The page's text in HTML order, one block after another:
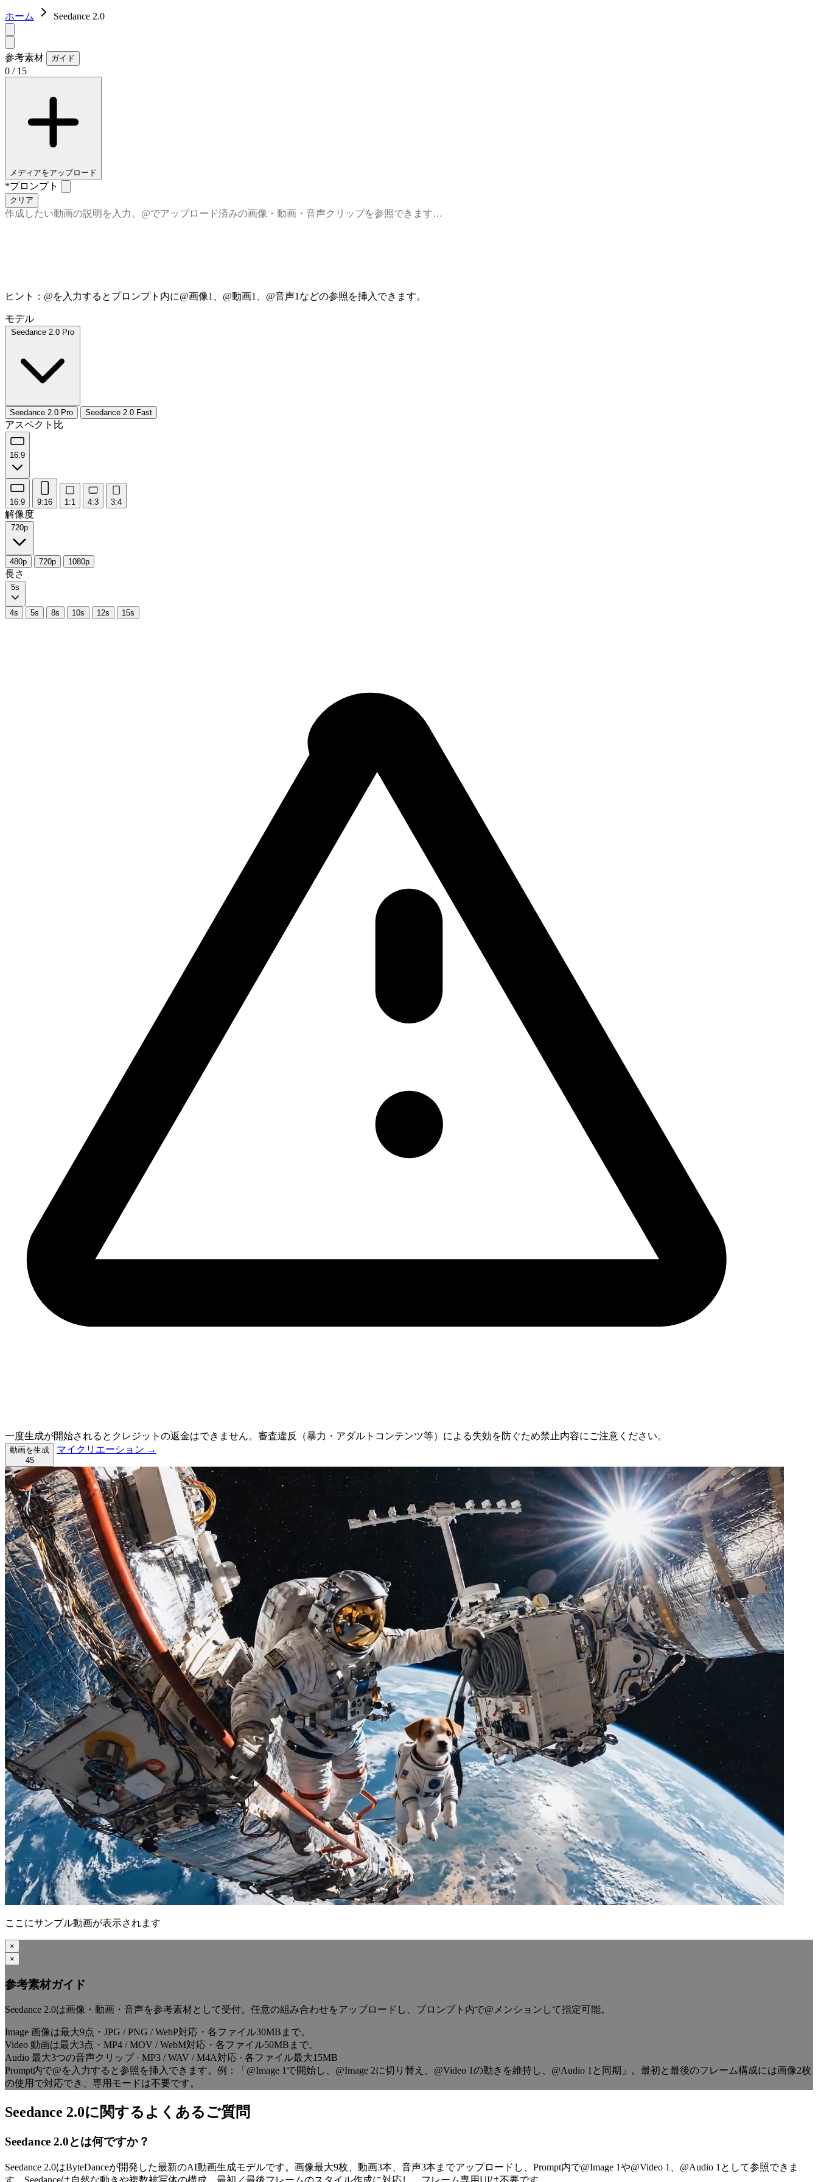
ホーム Seedance 2.0
参考素材 ガイド
0 / 15
メディアをアップロード
*プロンプト
クリア
ヒント：@を入力するとプロンプト内に@画像1、@動画1、@音声1などの参照を挿入できます。
モデル
Seedance 2.0 Pro
Seedance 2.0 Pro Seedance 2.0 Fast
アスペクト比
16:9
16:9 9:16 1:1 4:3 3:4
解像度
720p
480p 720p 1080p
長さ
5s
4s 5s 8s 10s 12s 15s
一度生成が開始されるとクレジットの返金はできません。審査違反（暴力・アダルトコンテンツ等）による失効を防ぐため禁止内容にご注意ください。
動画を生成
45
マイクリエーション →
ここにサンプル動画が表示されます
×
×
参考素材ガイド
Seedance 2.0は画像・動画・音声を参考素材として受付。任意の組み合わせをアップロードし、プロンプト内で@メンションして指定可能。
Image 画像は最大9点・JPG / PNG / WebP対応・各ファイル30MBまで。
Video 動画は最大3点・MP4 / MOV / WebM対応・各ファイル50MBまで。
Audio 最大3つの音声クリップ · MP3 / WAV / M4A対応 · 各ファイル最大15MB
Prompt内で@を入力すると参照を挿入できます。例：「@Image 1で開始し、@Image 2に切り替え、@Video 1の動きを維持し、@Audio 1と同期」。最初と最後のフレーム構成には画像2枚
の使用で対応でき、専用モードは不要です。
Seedance 2.0に関するよくあるご質問
Seedance 2.0とは何ですか？
Seedance 2.0はByteDanceが開発した最新のAI動画生成モデルです。画像最大9枚、動画3本、音声3本までアップロードし、Prompt内で@Image 1や@Video 1、@Audio 1として参照できま
す。Seedanceは自然な動きや複数被写体の構成、最初／最後フレームのスタイル作成に対応し、フレーム専用UIは不要です。